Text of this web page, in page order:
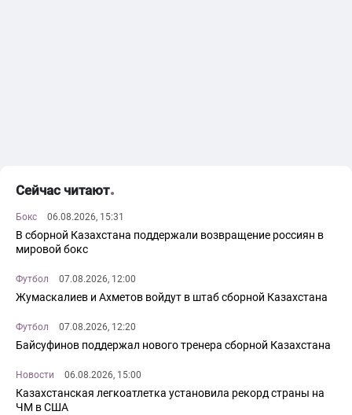
Сейчас читают
Бокс 06.08.2026, 15:31
В сборной Казахстана поддержали возвращение россиян в
мировой бокс
Футбол 07.08.2026, 12:00
Жумаскалиев и Ахметов войдут в штаб сборной Казахстана
Футбол 07.08.2026, 12:20
Байсуфинов поддержал нового тренера сборной Казахстана
Новости 06.08.2026, 15:00
Казахстанская легкоатлетка установила рекорд страны на
ЧМ в США